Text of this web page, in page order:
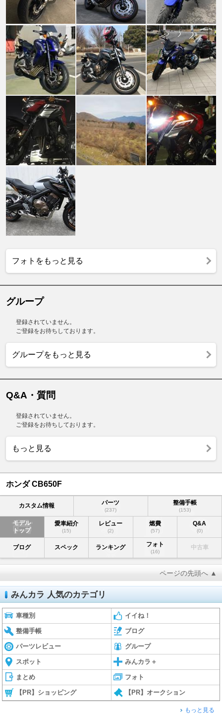
フォトをもっと見る
グループ
登録されていません。
ご登録をお待ちしております。
グループをもっと見る
Q&A・質問
登録されていません。
ご登録をお待ちしております。
もっと見る
ホンダ CB650F
カスタム情報 パーツ
(237)
整備手帳
(153)
モデル
トップ
愛車紹介
(15)
レビュー
(2)
燃費
(57)
Q&A
(0)
ブログ スペック ランキング フォト
(16)
中古車
ページの先頭へ ▲
みんカラ 人気のカテゴリ
車種別 イイね！
整備手帳 ブログ
パーツレビュー グループ
スポット みんカラ＋
まとめ フォト
【PR】ショッピング 【PR】オークション
もっと見る